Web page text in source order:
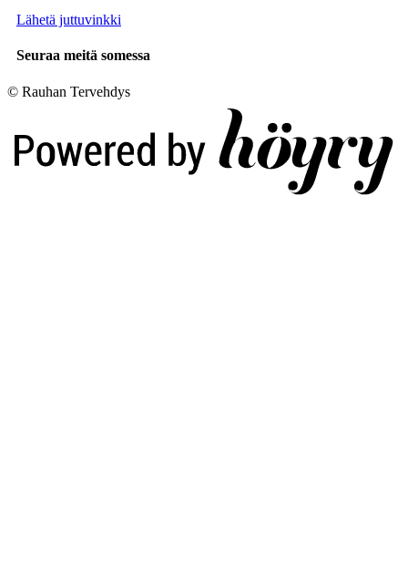
Lähetä juttuvinkki
Seuraa meitä somessa
© Rauhan Tervehdys